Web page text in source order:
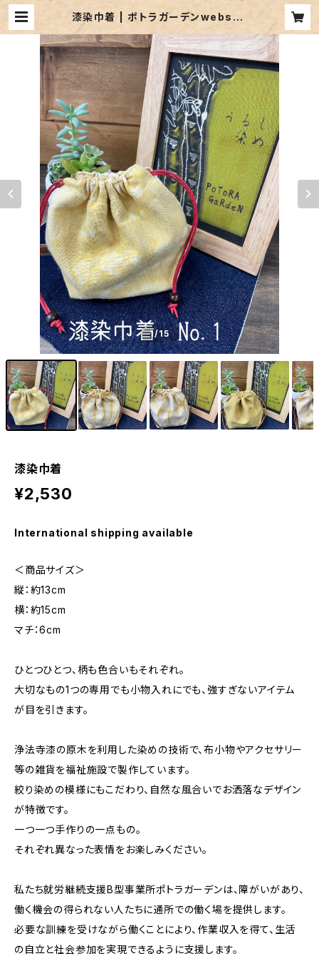
漆染巾着 | ポトラガーデンwebsho
1/15
漆染巾着
¥2,530
International shipping available
＜商品サイズ＞
縦：約13cm
横：約15cm
マチ：6cm
ひとつひとつ、柄も色合いもそれぞれ。
大切なもの1つの専用でも小物入れにでも、強すぎないアイテム
が目を引きます。
浄法寺漆の原木を利用した染めの技術で、布小物やアクセサリー
等の雑貨を福祉施設で製作しています。
絞り染めの模様にもこだわり、自然な風合いでお洒落なデザイン
が特徴です。
一つ一つ手作りの一点もの。
それぞれ異なった表情をお楽しみください。
私たち就労継続支援B型事業所ポトラガーデンは、障がいがあり、
働く機会の得られない人たちに通所での働く場を提供します。
必要な訓練を受けながら働くことにより、作業収入を得て、生活
の自立と社会参加を実現できるように支援します。